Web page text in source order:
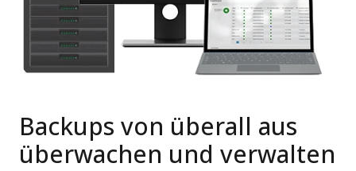
Backups von überall aus
überwachen und verwalten